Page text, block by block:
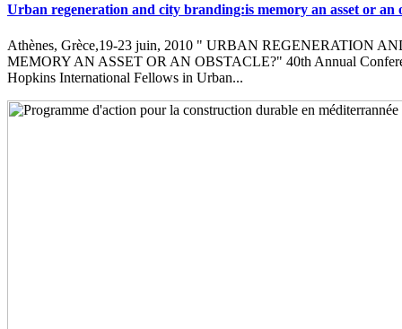
Urban regeneration and city branding:is memory an asset or an
Athènes, Grèce,19-23 juin, 2010 " URBAN REGENERATION
MEMORY AN ASSET OR AN OBSTACLE?" 40th Annual
Hopkins International Fellows in Urban...